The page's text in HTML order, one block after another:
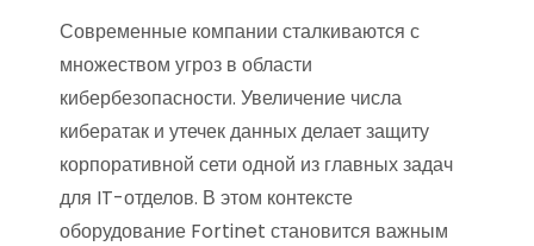
Современные компании сталкиваются с
множеством угроз в области
кибербезопасности. Увеличение числа
кибератак и утечек данных делает защиту
корпоративной сети одной из главных задач
для IT-отделов. В этом контексте
оборудование Fortinet становится важным